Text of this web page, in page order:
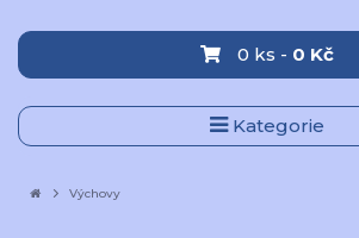
0 ks - 0 Kč
Kategorie
Výchovy